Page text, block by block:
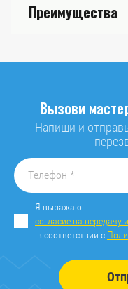
Преимущества
Вызови
Напиши и
Я выражаю
согласие на передачу
в соответствии с